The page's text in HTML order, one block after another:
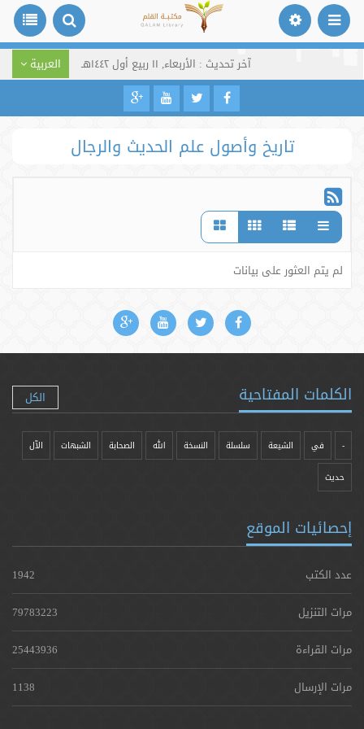
آخر تحديث : الأربعاء, ١١ ربيع أول ١٤٤٢هـ العربية
تاريخ وأصول علم الحديث والرجال
لم يتم العثور على بيانات
الكلمات المفتاحية الكل
- في الشيعة سلسلة النسخة الله الصحابة الشبهات الآل
حدیث
إحصائيات الموقع
عدد الكتب
1942
مرات التنزيل
79783223
مرات القراءة
25443936
مرات الإرسال
1138